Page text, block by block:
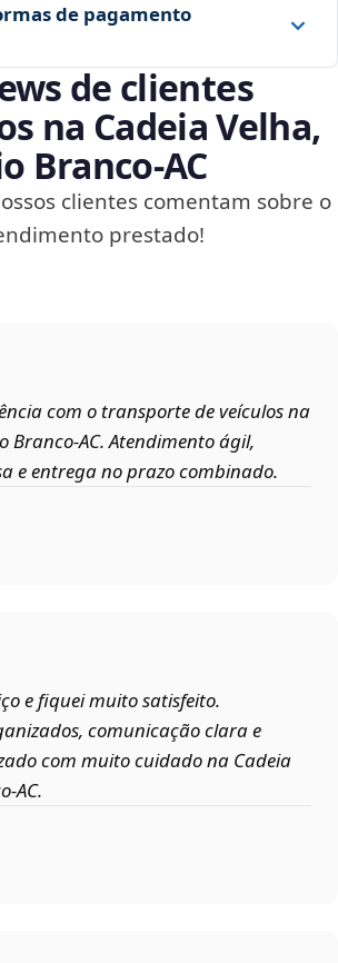
de pagamento
de clientes
na Cadeia Velha,
Branco‑AC
clientes comentam sobre o
prestado!
com o transporte de veículos na
Branco‑AC. Atendimento ágil,
e entrega no prazo combinado.
e fiquei muito satisfeito.
comunicação clara e
com muito cuidado na Cadeia